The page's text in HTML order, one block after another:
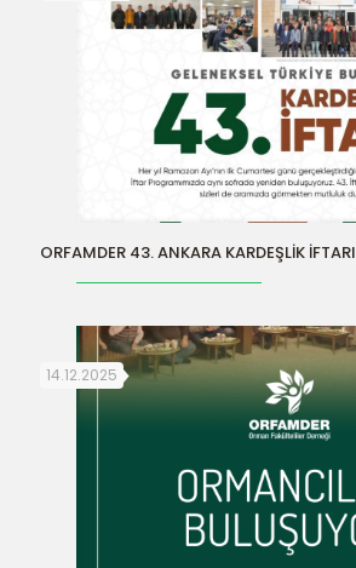
ORFAMDER 43. ANKARA KARDEŞLİK İFTARI
14.12.2025